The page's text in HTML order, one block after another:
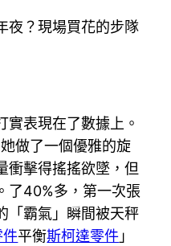
夜？現場買花的步隊
實表現在了數據上。
做了一個優雅的旋
衝擊得搖搖欲墜，但
了40%多，第一次張
「霸氣」瞬間被天秤
平衡斯柯達零件 」